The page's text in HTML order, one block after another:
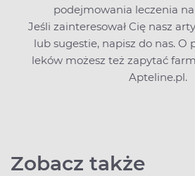
podejmowania leczenia na
Jeśli zainteresował Cię nasz
lub sugestie, napisz do nas. O
leków możesz też zapytać
Apteline.pl.
Zobacz także